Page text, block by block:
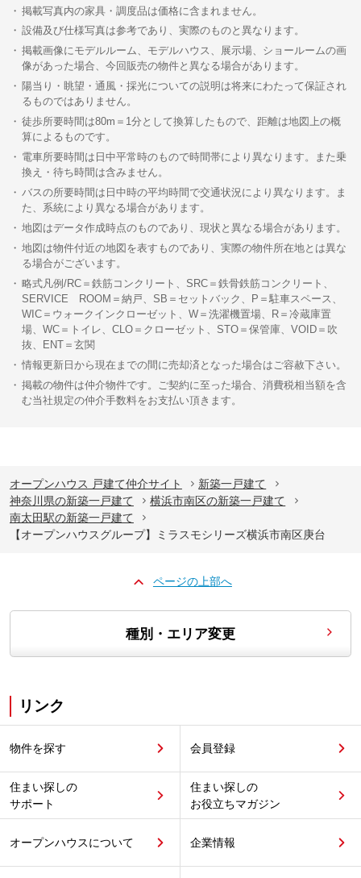
掲載写真内の家具・調度品は価格に含まれません。
設備及び仕様写真は参考であり、実際のものと異なります。
掲載画像にモデルルーム、モデルハウス、展示場、ショールームの画
像があった場合、今回販売の物件と異なる場合があります。
陽当り・眺望・通風・採光についての説明は将来にわたって保証され
るものではありません。
徒歩所要時間は80m＝1分として換算したもので、距離は地図上の概
算によるものです。
電車所要時間は日中平常時のもので時間帯により異なります。また乗
換え・待ち時間は含みません。
バスの所要時間は日中時の平均時間で交通状況により異なります。ま
た、系統により異なる場合があります。
地図はデータ作成時点のものであり、現状と異なる場合があります。
地図は物件付近の地図を表すものであり、実際の物件所在地とは異な
る場合がございます。
略式凡例/RC＝鉄筋コンクリート、SRC＝鉄骨鉄筋コンクリート、
SERVICE ROOM＝納戸、SB＝セットバック、P＝駐車スペース、
WIC＝ウォークインクローゼット、W＝洗濯機置場、R＝冷蔵庫置
場、WC＝トイレ、CLO＝クローゼット、STO＝保管庫、VOID＝吹
抜、ENT＝玄関
情報更新日から現在までの間に売却済となった場合はご容赦下さい。
掲載の物件は仲介物件です。ご契約に至った場合、消費税相当額を含
む当社規定の仲介手数料をお支払い頂きます。
オープンハウス 戸建て仲介サイト
新築一戸建て
神奈川県の新築一戸建て
横浜市南区の新築一戸建て
南太田駅の新築一戸建て
【オープンハウスグループ】ミラスモシリーズ横浜市南区庚台
ページの上部へ
種別・エリア変更
リンク
物件を探す 会員登録
住まい探しの
サポート
住まい探しの
お役立ちマガジン
オープンハウスについて 企業情報